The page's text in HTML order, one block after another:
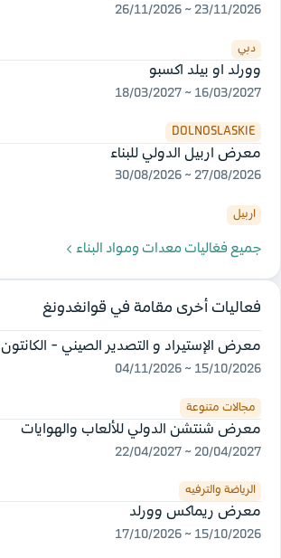
23/11/2026 ~ 26/11/2026
دبي
وورلد او بيلد اكسبو
16/03/2027 ~ 18/03/2027
DOLNOSLASKIE
معرض اربيل الدولي للبناء
27/08/2026 ~ 30/08/2026
اربيل
جميع فعّاليات معدات ومواد البناء
فعاليات أخرى مقامة في قوانغدونغ
معرض الإستيراد و التصدير الصيني - الكانتون
15/10/2026 ~ 04/11/2026
مجالات متنوعة
معرض شنتشن الدولي للألعاب والهوايات
20/04/2027 ~ 22/04/2027
الرياضة والترفيه
معرض ريماكس وورلد
15/10/2026 ~ 17/10/2026